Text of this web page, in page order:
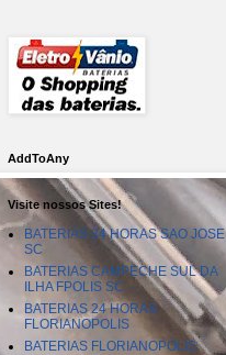
AddToAny
Visite nossos Sites!
BATERIAS 24 HORAS SAO JOSE
SC
BATERIAS CAMPECHE SUL DA
ILHA FPOLIS SC
BATERIAS 24 HORAS
FLORIANOPOLIS
BATERIAS FLORIANOPOLIS